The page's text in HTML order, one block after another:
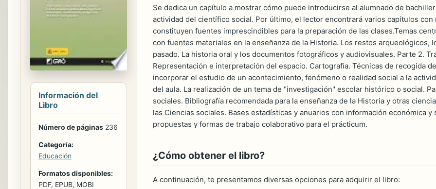
Información del
Libro
Número de páginas 236
Categoría:
Educación
Formatos disponibles:
PDF, EPUB, MOBI
Se dedica un capítulo a mostrar cómo puede introducirse al alumnado de
actividad del científico social. Por último, el lector encontrará varios capítulos
constituyen fuentes imprescindibles para la preparación de las clases.Temas
con fuentes materiales en la enseñanza de la Historia. Los restos arqueológicos,
pasado. La historia oral y los documentos fotográficos y audiovisuales. Parte 2.
Representación e interpretación del espacio. Cartografía. Técnicas de recogida
incorporar el estudio de un acontecimiento, fenómeno o realidad social a la
del aula. La realización de un tema de "investigación" escolar histórico o social.
sociales. Bibliografía recomendada para la enseñanza de la Historia y otras
las Ciencias sociales. Bases estadísticas y anuarios con información económica
propuestas y formas de trabajo colaborativo para el prácticum.
¿Cómo obtener el libro?
A continuación, te presentamos diversas opciones para adquirir el libro: